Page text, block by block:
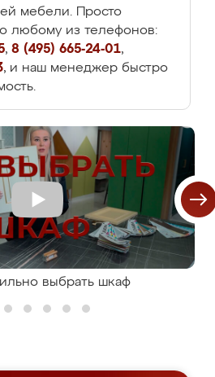
мебели. Просто
любому из телефонов:
, 8 (495) 665-24-01,
, и наш менеджер быстро
выбрать шкаф